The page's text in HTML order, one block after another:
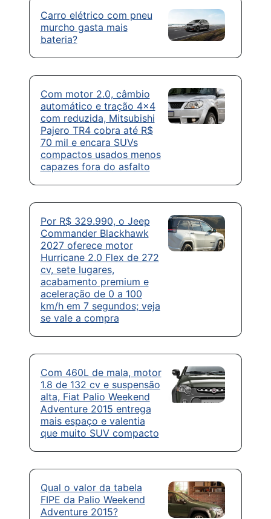
Carro elétrico com pneu
murcho gasta mais
bateria?
Com motor 2.0, câmbio
automático e tração 4×4
com reduzida, Mitsubishi
Pajero TR4 cobra até R$
70 mil e encara SUVs
compactos usados menos
capazes fora do asfalto
Por R$ 329.990, o Jeep
Commander Blackhawk
2027 oferece motor
Hurricane 2.0 Flex de 272
cv, sete lugares,
acabamento premium e
aceleração de 0 a 100
km/h em 7 segundos; veja
se vale a compra
Com 460L de mala, motor
1.8 de 132 cv e suspensão
alta, Fiat Palio Weekend
Adventure 2015 entrega
mais espaço e valentia
que muito SUV compacto
Qual o valor da tabela
FIPE da Palio Weekend
Adventure 2015?